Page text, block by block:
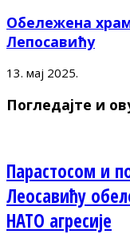
Обележена
Лепосавићу
13. мај 2025.
Погледајте и
Парастосом и
Леосавићу
НАТО агресије